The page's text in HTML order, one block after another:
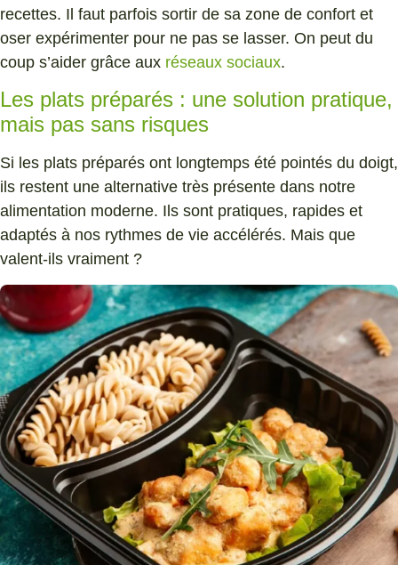
recettes. Il faut parfois sortir de sa zone de confort et
oser expérimenter pour ne pas se lasser. On peut du
coup s’aider grâce aux réseaux sociaux.
Les plats préparés : une solution pratique,
mais pas sans risques
Si les plats préparés ont longtemps été pointés du doigt,
ils restent une alternative très présente dans notre
alimentation moderne. Ils sont pratiques, rapides et
adaptés à nos rythmes de vie accélérés. Mais que
valent-ils vraiment ?